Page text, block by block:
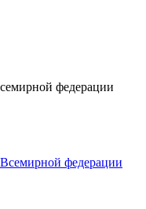
федерации